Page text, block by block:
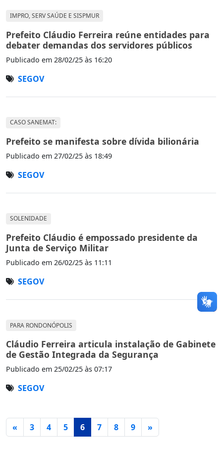
IMPRO, SERV SAÚDE E SISPMUR
Prefeito Cláudio Ferreira reúne entidades para
debater demandas dos servidores públicos
Publicado em 28/02/25 às 16:20
SEGOV
CASO SANEMAT:
Prefeito se manifesta sobre dívida bilionária
Publicado em 27/02/25 às 18:49
SEGOV
SOLENIDADE
Prefeito Cláudio é empossado presidente da
Junta de Serviço Militar
Publicado em 26/02/25 às 11:11
SEGOV
PARA RONDONÓPOLIS
Cláudio Ferreira articula instalação de Gabinete
de Gestão Integrada da Segurança
Publicado em 25/02/25 às 07:17
SEGOV
« 3 4 5 6Página atual
7 8 9 »